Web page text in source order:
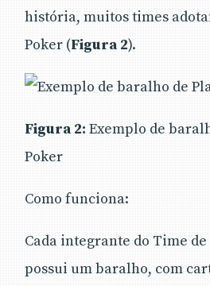
história, muitos times
Poker (Figura 2).
Figura 2: Exemplo de
Poker
Como funciona:
Cada integrante do Time
possui um baralho, com